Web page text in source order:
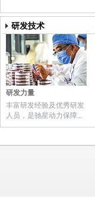
研发技术
研发力量
丰富研发经验及优秀研发
人员，是驰星动力保障...